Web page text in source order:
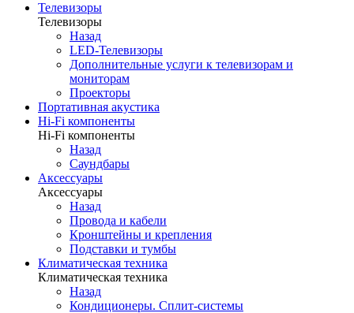
Телевизоры
Телевизоры
Назад
LED-Телевизоры
Дополнительные услуги к телевизорам и
мониторам
Проекторы
Портативная акустика
Hi-Fi компоненты
Hi-Fi компоненты
Назад
Саундбары
Аксессуары
Аксессуары
Назад
Провода и кабели
Кронштейны и крепления
Подставки и тумбы
Климатическая техника
Климатическая техника
Назад
Кондиционеры. Сплит-системы